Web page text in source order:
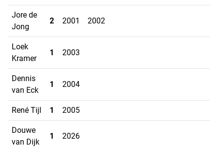
Jore de
Jong
2 2001 2002
Loek
Kramer
1 2003
Dennis
van Eck
1 2004
René Tijl 1 2005
Douwe
van Dijk
1 2026